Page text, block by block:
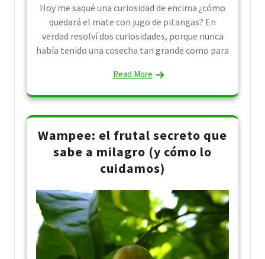
Hoy me saqué una curiosidad de encima ¿cómo
quedará el mate con jugo de pitangas? En
verdad resolví dos curiosidades, porque nunca
había tenido una cosecha tan grande como para
Read More
Wampee: el frutal secreto que
sabe a milagro (y cómo lo
cuidamos)